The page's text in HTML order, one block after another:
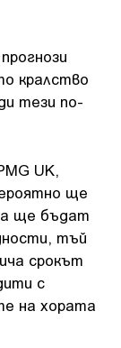
кралство
тези по-
UK,
ще
ще бъдат
тъй
срокът
с
на хората